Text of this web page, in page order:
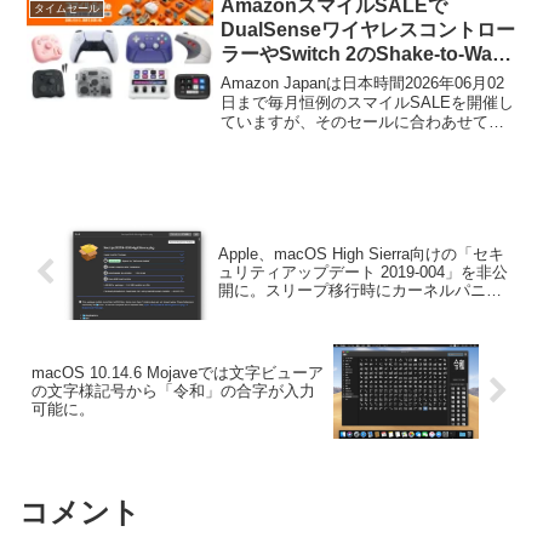
タイムセール
AmazonスマイルSALEで
DualSenseワイヤレスコントロー
ラーやSwitch 2のShake-to-Wake
に対応した8BitDo Pro 3コントロ
ーラー、Elgato Stream Deckシ
リーズなどがセール中。
Amazon Japanは日本時間2026年06月02
日まで毎月恒例のスマイルSALEを開催し
ていますが、そのセールに合わあせてワ
Apple、macOS High Sierra向けの「セキ
ュリティアップデート 2019-004」を非公
開に。スリープ移行時にカーネルパニッ
macOS 10.14.6 Mojaveでは文字ビューア
の文字様記号から「令和」の合字が入力
可能に。
コメント